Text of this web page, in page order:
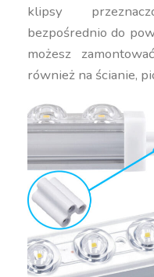
klipsy
bezpośrednio do
możesz
również na ścianie,